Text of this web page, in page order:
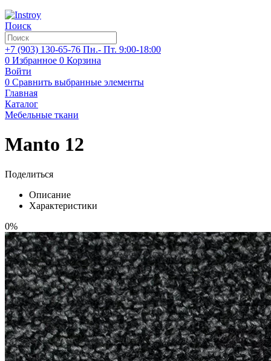
Поиск
+7 (903) 130-65-76 Пн.- Пт. 9:00-18:00
0 Избранное 0 Корзина
Войти
0 Сравнить выбранные элементы
Главная
Каталог
Мебельные ткани
Manto 12
Поделиться
Описание
Характеристики
0%